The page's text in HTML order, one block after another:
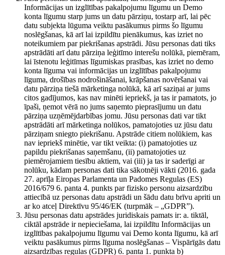
Informācijas un izglītības pakalpojumu līgumu un Demo
konta līgumu starp jums un datu pārziņu, tostarp arī, lai pēc
datu subjekta lūguma veiktu pasākumus pirms šo līgumu
noslēgšanas, kā arī lai izpildītu pienākumus, kas izriet no
noteikumiem par piekrišanas apstrādi. Jūsu personas dati tiks
apstrādāti arī datu pārziņa leģitīmo interešu nolūkā, piemēram,
lai īstenotu leģitīmas līgumiskas prasības, kas izriet no demo
konta līguma vai informācijas un izglītības pakalpojumu
līguma, drošības nodrošināšanai, krāpšanas novēršanai vai
datu pārziņa tiešā mārketinga nolūkā, kā arī saziņai ar jums
citos gadījumos, kas nav minēti iepriekš, ja tas ir pamatots, jo
īpaši, ņemot vērā no jums saņemto pieprasījumu un datu
pārziņa uzņēmējdarbības jomu. Jūsu personas dati var tikt
apstrādāti arī mārketinga nolūkos, pamatojoties uz jūsu datu
pārziņam sniegto piekrišanu. Apstrāde citiem nolūkiem, kas
nav iepriekš minētie, var tikt veikta: (i) pamatojoties uz
papildu piekrišanas saņemšanu, (ii) pamatojoties uz
piemērojamiem tiesību aktiem, vai (iii) ja tas ir saderīgi ar
nolūku, kādam personas dati tika sākotnēji vākti (2016. gada
27. aprīļa Eiropas Parlamenta un Padomes Regulas (ES)
2016/679 6. panta 4. punkts par fizisko personu aizsardzību
attiecībā uz personas datu apstrādi un šādu datu brīvu apriti un
ar ko atceļ Direktīvu 95/46/EK (turpmāk – „GDPR”).
Jūsu personas datu apstrādes juridiskais pamats ir: a. tiktāl,
ciktāl apstrāde ir nepieciešama, lai izpildītu Informācijas un
izglītības pakalpojumu līgumu vai Demo konta līgumu, kā arī
veiktu pasākumus pirms līguma noslēgšanas – Vispārīgās datu
aizsardzības regulas (GDPR) 6. panta 1. punkta b)